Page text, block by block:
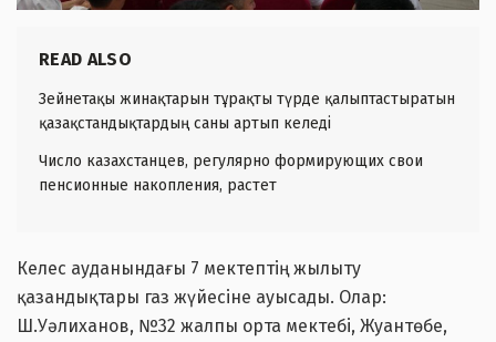
READ ALSO
Зейнетақы жинақтарын тұрақты түрде қалыптастыратын
қазақстандықтардың саны артып келеді
Число казахстанцев, регулярно формирующих свои
пенсионные накопления, растет
Келес ауданындағы 7 мектептің жылыту
қазандықтары газ жүйесіне ауысады. Олар:
Ш.Уәлиханов, №32 жалпы орта мектебі, Жуантөбе,